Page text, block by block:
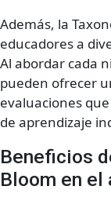
Además, la
educadores a
Al abordar cada
pueden ofrecer
evaluaciones
de aprendizaje
Beneficios
Bloom en el